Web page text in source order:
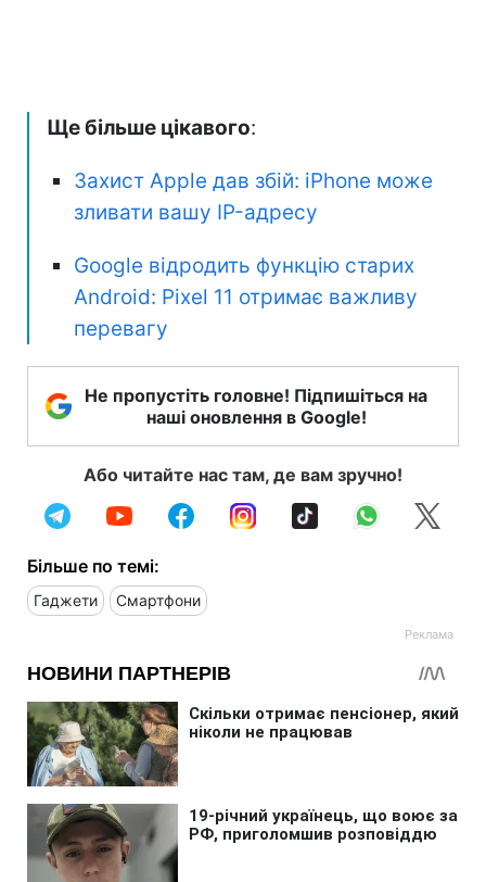
Ще більше цікавого:
Захист Apple дав збій: iPhone може
зливати вашу IP-адресу
Google відродить функцію старих
Android: Pixel 11 отримає важливу
перевагу
Не пропустіть головне! Підпишіться на
наші оновлення в Google!
Або читайте нас там, де вам зручно!
Більше по темі:
Гаджети Смартфони